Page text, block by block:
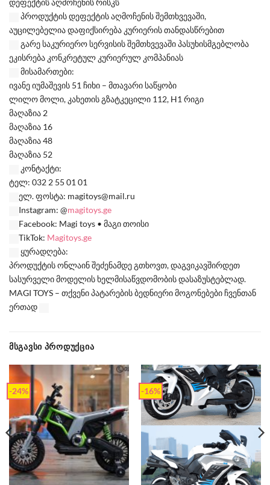
დეფექტის აღმოჩენის რისკს
პროდუქტის დეფექტის აღმოჩენის შემთხვევაში,
აუცილებელია დაფიქსირება კურიერის თანდასწრებით
გარე საკურიერო სერვისის შემთხვევაში პასუხისმგებლობა
ეკისრება კონკრეტულ კურიერულ კომპანიას
მისამართები:
ივანე იუმაშევის 51 ჩიხი – მთავარი საწყობი
ლილო მოლი, კახეთის გზატკეცილი 112, H1 რიგი
მაღაზია 2
მაღაზია 16
მაღაზია 48
მაღაზია 52
კონტაქტი:
ტელ: 032 2 55 01 01
ელ. ფოსტა: magitoys@mail.ru
Instagram: @magitoys.ge
Facebook: Magi toys • მაგი თოისი
TikTok: Magitoys.ge
ყურადღება:
პროდუქტის ონლაინ შეძენამდე გთხოვთ, დაგვიკავშირდეთ
სასურველი მოდელის ხელმისაწვდომობის დასაზუსტებლად.
MAGI TOYS – თქვენი პატარების ბედნიერი მოგონებები ჩვენთან
ერთად
ᲛᲡᲒᲐᲕᲡᲘ ᲞᲠᲝᲓᲣᲥᲪᲘᲐ
-24% -16%